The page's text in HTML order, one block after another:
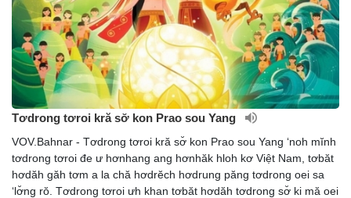
Tơdrong tơroi kră sơ̆ kon Prao sou Yang
VOV.Bahnar - Tơdrong tơroi kră sơ̆ kon Prao sou Yang ‘noh mĭnh
tơdrong tơroi đe ư hơnhang ang hơnhăk hloh kơ Việt Nam, tơbăt
hơdăh găh tơm a la chă hơdrĕch hơdrung păng tơdrong oei sa
‘lơ̆ng rŏ. Tơdrong tơroi ưh khan tơbăt hơdăh tơdrong sơ̆ ki mă oei